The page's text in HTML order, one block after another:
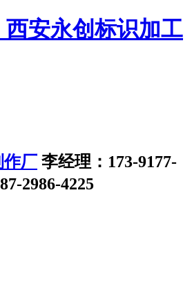
作厂 李经理：173-9177-
2986-4225